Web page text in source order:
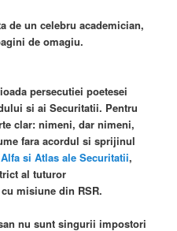
de un celebru academician,
de omagiu.
persecutiei poetesei
si ai Securitatii. Pentru
clar: nimeni, dar nimeni,
fara acordul si sprijinul
si Atlas ale Securitatii,
al tuturor
misiune din RSR.
nu sunt singurii impostori